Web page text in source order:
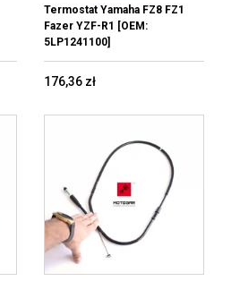
Termostat Yamaha FZ8 FZ1
Fazer YZF-R1 [OEM:
5LP1241100]
176,36 zł